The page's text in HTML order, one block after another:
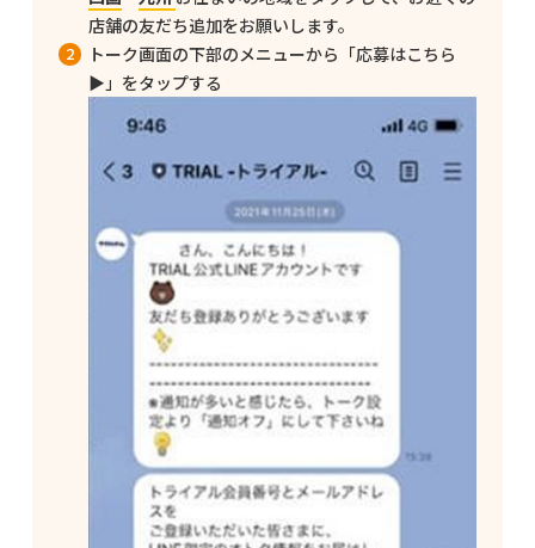
店舗の友だち追加をお願いします。
トーク画面の下部のメニューから「応募はこちら
▶」をタップする